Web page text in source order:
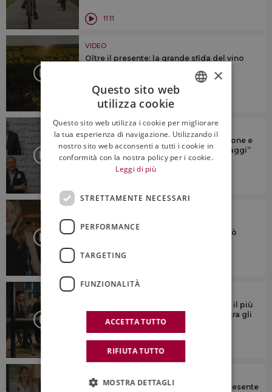
11:11
VIDEO
Oltre il presente: la grande sfida del vino
19:47
VIDEO
Cambiamento climatico, comunicazione e
giovani: il futuro secondo i “grandi saggi”
del vino
Il gender gap nel mondo del vino è in
controtendenza, ma il settore non può
Tra i vini del mondo, quello italiano è il più
competitivo, ma deve esserlo anche tra gli
alcolici
7:06
Vini no-low: per alcuni un pezzo di presente
ENGLISH
×
Questo sito web
utilizza cookie
Questo sito web utilizza i cookie per migliorare
la tua esperienza di navigazione. Utilizzando il
nostro sito web acconsenti a tutti i cookie in
conformità con la nostra policy per i cookie.
Leggi di più
STRETTAMENTE NECESSARI
PERFORMANCE
TARGETING
FUNZIONALITÀ
ACCETTA TUTTO
RIFIUTA TUTTO
MOSTRA DETTAGLI